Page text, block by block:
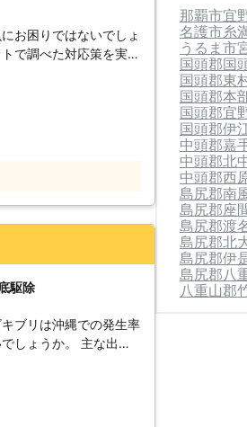
対処することは困難で
処します。害虫を見つ
処もしやすくなるので
家財を傷めてしまうお
になり、どんどん増え
お困りではないでしょ
で調べた対応策を実施
でしょうか。害虫を自
害虫駆除の専門に頼
す。ですが、何度もご
ってしまうこともあり
駆除
ブリは沖縄での発生率
しょうか。 主な出現
水回りに発生すること
害もよく聞きます。
繁殖している可能性も
す。 「ゴキブ
那覇市宜
名護市糸
うるま市
国頭郡国
国頭郡東
国頭郡本
国頭郡宜
国頭郡伊
中頭郡嘉
中頭郡北
中頭郡西
島尻郡南
島尻郡座
島尻郡渡
島尻郡北
島尻郡伊
島尻郡八
八重山郡